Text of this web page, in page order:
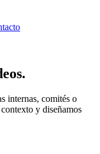
.
internas, comités o
y diseñamos